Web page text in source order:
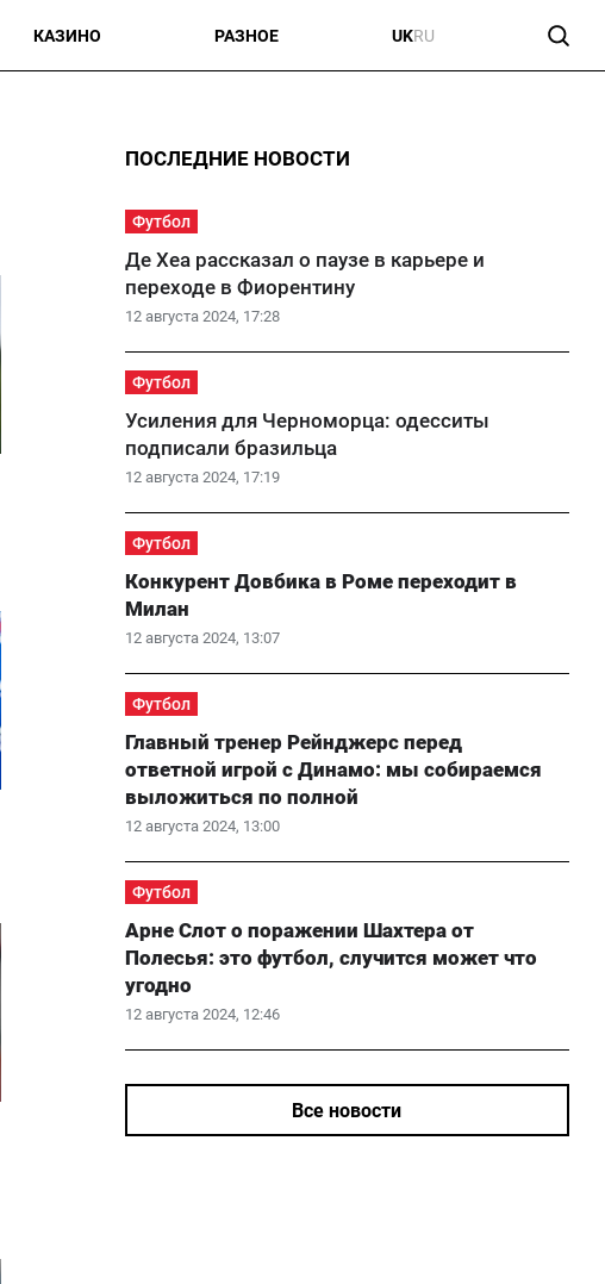
КАЗИНО РАЗНОЕ UKRU
ПОСЛЕДНИЕ НОВОСТИ
Футбол
12 августа 2024, 17:28
Де Хеа рассказал о паузе в карьере и
переходе в Фиорентину
Футбол
12 августа 2024, 17:19
Усиления для Черноморца: одесситы
подписали бразильца
Футбол
12 августа 2024, 13:07
Конкурент Довбика в Роме переходит в
Милан
Футбол
12 августа 2024, 13:00
Главный тренер Рейнджерс перед
ответной игрой с Динамо: мы собираемся
выложиться по полной
Футбол
12 августа 2024, 12:46
Арне Слот о поражении Шахтера от
Полесья: это футбол, случится может что
угодно
Все новости